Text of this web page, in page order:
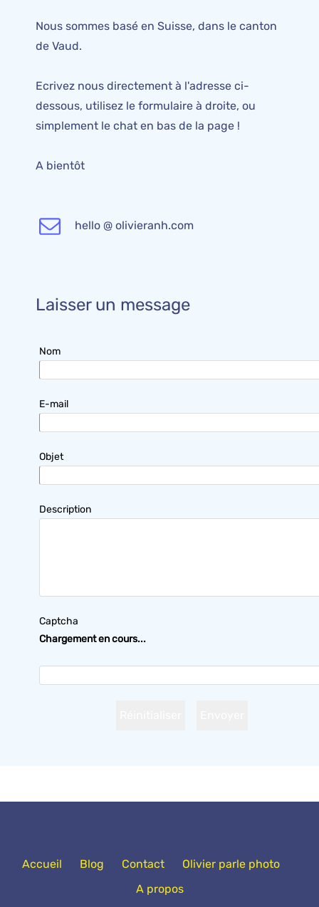
Nous sommes basé en Suisse, dans le canton
de Vaud.
Ecrivez nous directement à l'adresse ci-
dessous, utilisez le formulaire à droite, ou
simplement le chat en bas de la page !
A bientôt
hello @ olivieranh.com
Laisser un message
Nom
E-mail
Objet
Description
Captcha
Chargement en cours...
Accueil Blog Contact
Olivier parle photo
A propos